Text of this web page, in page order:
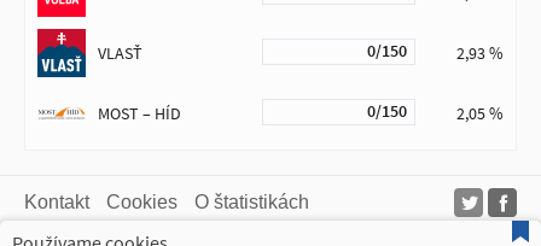
VLASŤ 0/150 2,93 %
MOST – HÍD 0/150 2,05 %
Kontakt Cookies O štatistikách
Web AKOHLASOVALI.sk čerpá dáta z verejne dostupných zdrojov. Takto